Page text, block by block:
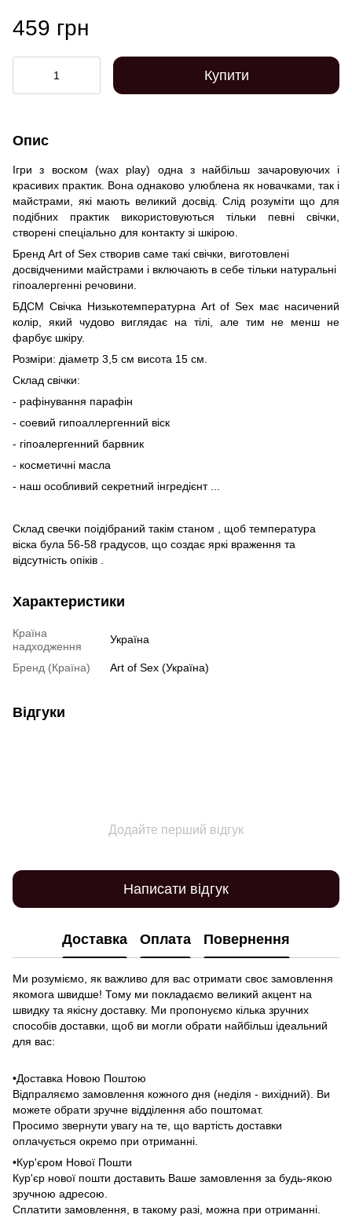
459 грн
Купити
Опис
Ігри з воском (wax play) одна з найбільш зачаровуючих і
красивих практик. Вона однаково улюблена як новачками, так і
майстрами, які мають великий досвід. Слід розуміти що для
подібних практик використовуються тільки певні свічки,
створені спеціально для контакту зі шкірою.
Бренд Art of Sex створив саме такі свічки, виготовлені
досвідченими майстрами і включають в себе тільки натуральні
гіпоалергенні речовини.
БДСМ Свічка Низькотемпературна Art of Sex має насичений
колір, який чудово виглядає на тілі, але тим не менш не
фарбує шкіру.
Розміри: діаметр 3,5 см висота 15 см.
Склад свічки:
- рафінування парафін
- соевий гипоаллергенний віск
- гіпоалергенний барвник
- косметичні масла
- наш особливий секретний інгредієнт ...
Склад свечки поідібраний такім станом , щоб температура
віска була 56-58 градусов, що создає яркі враження та
відсутність опіків .
Характеристики
Країна
надходження
Україна
Бренд (Країна) Art of Sex (Україна)
Відгуки
Додайте перший відгук
Написати відгук
Доставка Оплата Повернення
Ми розуміємо, як важливо для вас отримати своє замовлення
якомога швидше! Тому ми покладаємо великий акцент на
швидку та якісну доставку. Ми пропонуємо кілька зручних
способів доставки, щоб ви могли обрати найбільш ідеальний
для вас:
•Доставка Новою Поштою
Відпраляємо замовлення кожного дня (неділя - вихідний). Ви
можете обрати зручне відділення або поштомат.
Просимо звернути увагу на те, що вартість доставки
оплачується окремо при отриманні.
•Кур'єром Нової Пошти
Кур'єр нової пошти доставить Ваше замовлення за будь-якою
зручною адресою.
Сплатити замовлення, в такому разі, можна при отриманні.